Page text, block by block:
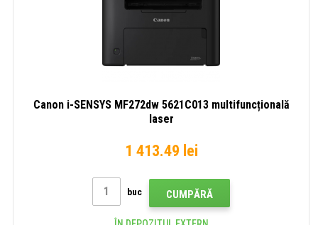
Canon i-SENSYS MF272dw 5621C013 multifuncțională
laser
1 413.49 lei
buc CUMPĂRĂ